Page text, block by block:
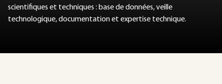
scientifiques et techniques : base de données, veille
technologique, documentation et expertise technique.